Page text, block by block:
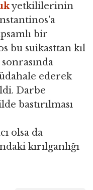
yetkililerinin
bir
bu suikasttan kıl
ederek
Darbe
bastırılması
olsa da
kırılganlığı